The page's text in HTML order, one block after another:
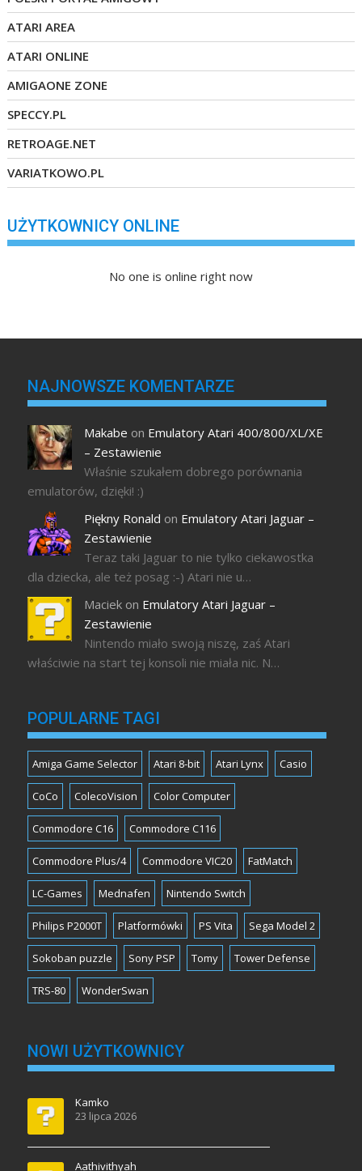
ATARI AREA
ATARI ONLINE
AMIGAONE ZONE
SPECCY.PL
RETROAGE.NET
VARIATKOWO.PL
UŻYTKOWNICY ONLINE
No one is online right now
NAJNOWSZE KOMENTARZE
Makabe on Emulatory Atari 400/800/XL/XE
– Zestawienie
Właśnie szukałem dobrego porównania
emulatorów, dzięki! :)
Piękny Ronald on Emulatory Atari Jaguar –
Zestawienie
Teraz taki Jaguar to nie tylko ciekawostka
dla dziecka, ale też posag :-) Atari nie u…
Maciek on Emulatory Atari Jaguar –
Zestawienie
Nintendo miało swoją niszę, zaś Atari
właściwie na start tej konsoli nie miała nic. N…
POPULARNE TAGI
Amiga Game Selector Atari 8-bit Atari Lynx Casio
CoCo ColecoVision Color Computer
Commodore C16 Commodore C116
Commodore Plus/4 Commodore VIC20 FatMatch
LC-Games Mednafen Nintendo Switch
Philips P2000T Platformówki PS Vita Sega Model 2
Sokoban puzzle Sony PSP Tomy Tower Defense
TRS-80 WonderSwan
NOWI UŻYTKOWNICY
Kamko
23 lipca 2026
Aathivithyah